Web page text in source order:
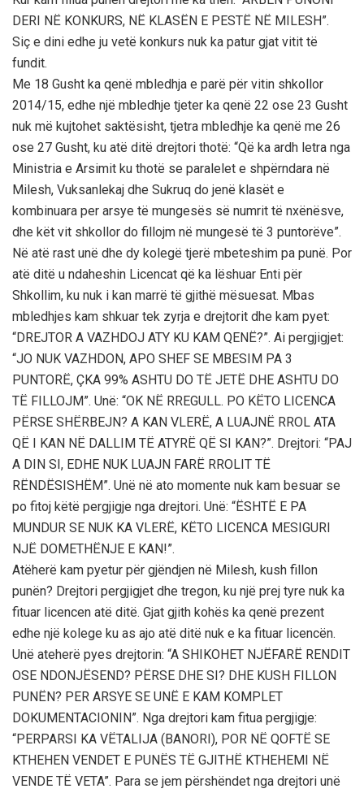
DERI NË KONKURS, NË KLASËN E PESTË NË MILESH”.
Siç e dini edhe ju vetë konkurs nuk ka patur gjat vitit të
fundit.
Me 18 Gusht ka qenë mbledhja e parë për vitin shkollor
2014/15, edhe një mbledhje tjeter ka qenë 22 ose 23 Gusht
nuk më kujtohet saktësisht, tjetra mbledhje ka qenë me 26
ose 27 Gusht, ku atë ditë drejtori thotë: “Që ka ardh letra nga
Ministria e Arsimit ku thotë se paralelet e shpërndara në
Milesh, Vuksanlekaj dhe Sukruq do jenë klasët e
kombinuara per arsye të mungesës së numrit të nxënësve,
dhe kët vit shkollor do fillojm në mungesë të 3 puntorëve”.
Në atë rast unë dhe dy kolegë tjerë mbeteshim pa punë. Por
atë ditë u ndaheshin Licencat që ka lëshuar Enti për
Shkollim, ku nuk i kan marrë të gjithë mësuesat. Mbas
mbledhjes kam shkuar tek zyrja e drejtorit dhe kam pyet:
“DREJTOR A VAZHDOJ ATY KU KAM QENË?”. Ai pergjigjet:
“JO NUK VAZHDON, APO SHEF SE MBESIM PA 3
PUNTORË, ÇKA 99% ASHTU DO TË JETË DHE ASHTU DO
TË FILLOJM”. Unë: “OK NË RREGULL. PO KËTO LICENCA
PËRSE SHËRBEJN? A KAN VLERË, A LUAJNË RROL ATA
QË I KAN NË DALLIM TË ATYRË QË SI KAN?”. Drejtori: “PAJ
A DIN SI, EDHE NUK LUAJN FARË RROLIT TË
RËNDËSISHËM”. Unë në ato momente nuk kam besuar se
po fitoj këtë pergjigje nga drejtori. Unë: “ËSHTË E PA
MUNDUR SE NUK KA VLERË, KËTO LICENCA MESIGURI
NJË DOMETHËNJE E KAN!”.
Atëherë kam pyetur për gjëndjen në Milesh, kush fillon
punën? Drejtori pergjigjet dhe tregon, ku një prej tyre nuk ka
fituar licencen atë ditë. Gjat gjith kohës ka qenë prezent
edhe një kolege ku as ajo atë ditë nuk e ka fituar licencën.
Unë ateherë pyes drejtorin: “A SHIKOHET NJËFARË RENDIT
OSE NDONJËSEND? PËRSE DHE SI? DHE KUSH FILLON
PUNËN? PER ARSYE SE UNË E KAM KOMPLET
DOKUMENTACIONIN”. Nga drejtori kam fitua pergjigje:
“PERPARSI KA VËTALIJA (BANORI), POR NË QOFTË SE
KTHEHEN VENDET E PUNËS TË GJITHË KTHEHEMI NË
VENDE TË VETA”. Para se jem përshëndet nga drejtori unë